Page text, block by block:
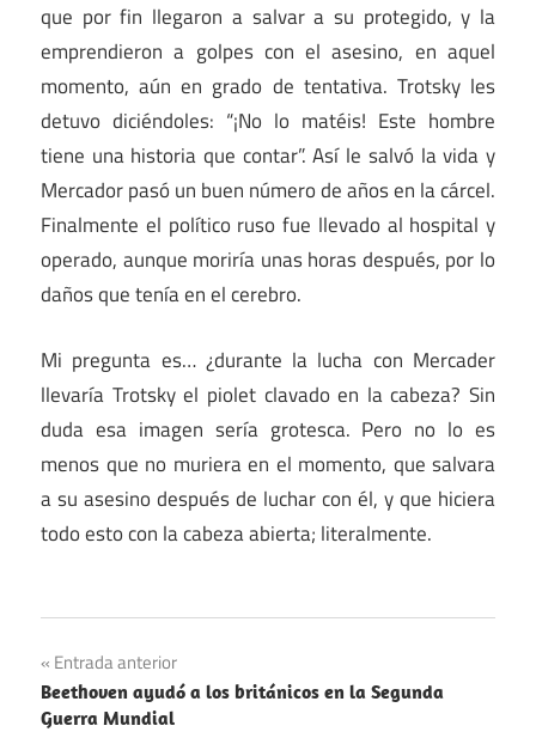
que por fin llegaron a salvar a su protegido, y la
emprendieron a golpes con el asesino, en aquel
momento, aún en grado de tentativa. Trotsky les
detuvo diciéndoles: “¡No lo matéis! Este hombre
tiene una historia que contar”. Así le salvó la vida y
Mercador pasó un buen número de años en la cárcel.
Finalmente el político ruso fue llevado al hospital y
operado, aunque moriría unas horas después, por lo
daños que tenía en el cerebro.
Mi pregunta es… ¿durante la lucha con Mercader
llevaría Trotsky el piolet clavado en la cabeza? Sin
duda esa imagen sería grotesca. Pero no lo es
menos que no muriera en el momento, que salvara
a su asesino después de luchar con él, y que hiciera
todo esto con la cabeza abierta; literalmente.
Navegación
de
Entrada anterior
Beethoven ayudó a los británicos en la Segunda
Guerra Mundial